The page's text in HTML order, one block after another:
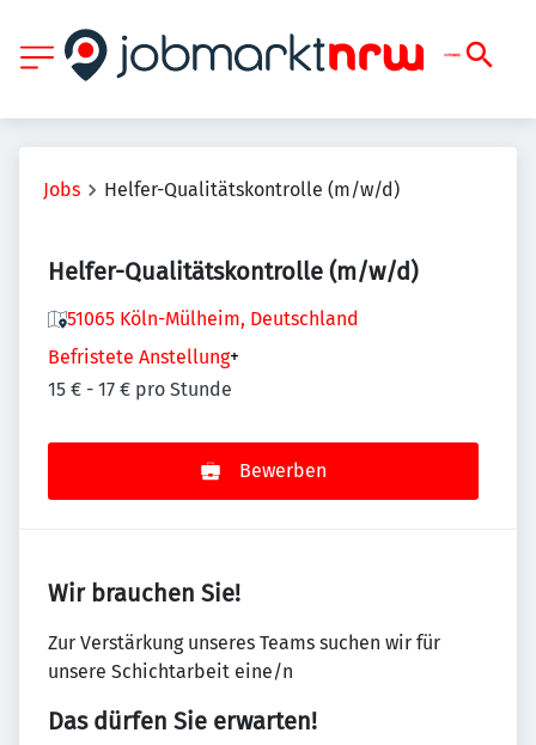
Jobs Helfer-Qualitätskontrolle (m/w/d)
Helfer-Qualitätskontrolle (m/w/d)
51065 Köln-Mülheim, Deutschland
Befristete Anstellung+
15 € - 17 € pro Stunde
Bewerben
Wir brauchen Sie!
Zur Verstärkung unseres Teams suchen wir für
unsere Schichtarbeit eine/n
Das dürfen Sie erwarten!